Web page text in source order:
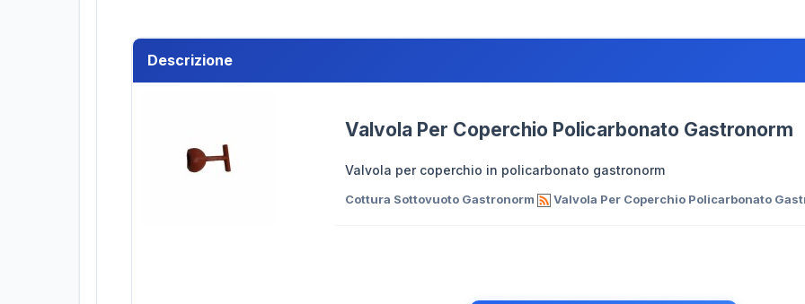
Descrizione
Valvola Per Coperchio Policarbonato Gastronorm
Valvola per coperchio in policarbonato gastronorm
Cottura Sottovuoto Gastronorm Valvola Per Coperchio Policarbonato